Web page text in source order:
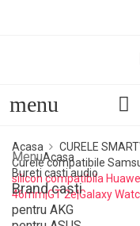
menu
MenuAcasa
Bureti casti audio
Brand casti
pentru AKG
Acasa CURELE
Curele compatibile
silicon compatibila
46mm|GT 2e|Galaxy